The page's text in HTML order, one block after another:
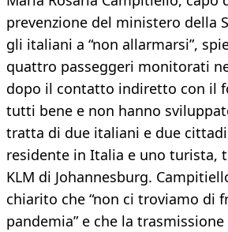
prevenzione del ministero della
gli italiani a “non allarmarsi”,
quattro passeggeri monitorati
dopo il contatto indiretto con il
tutti bene e non hanno
tratta di due italiani e due
residente in Italia e uno turista,
KLM di Johannesburg.
chiarito che “non ci troviamo di
pandemia” e che la